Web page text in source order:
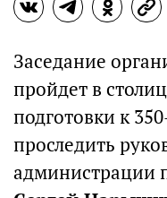
Заседание
пройдет в
подготовки к
проследить
администрации